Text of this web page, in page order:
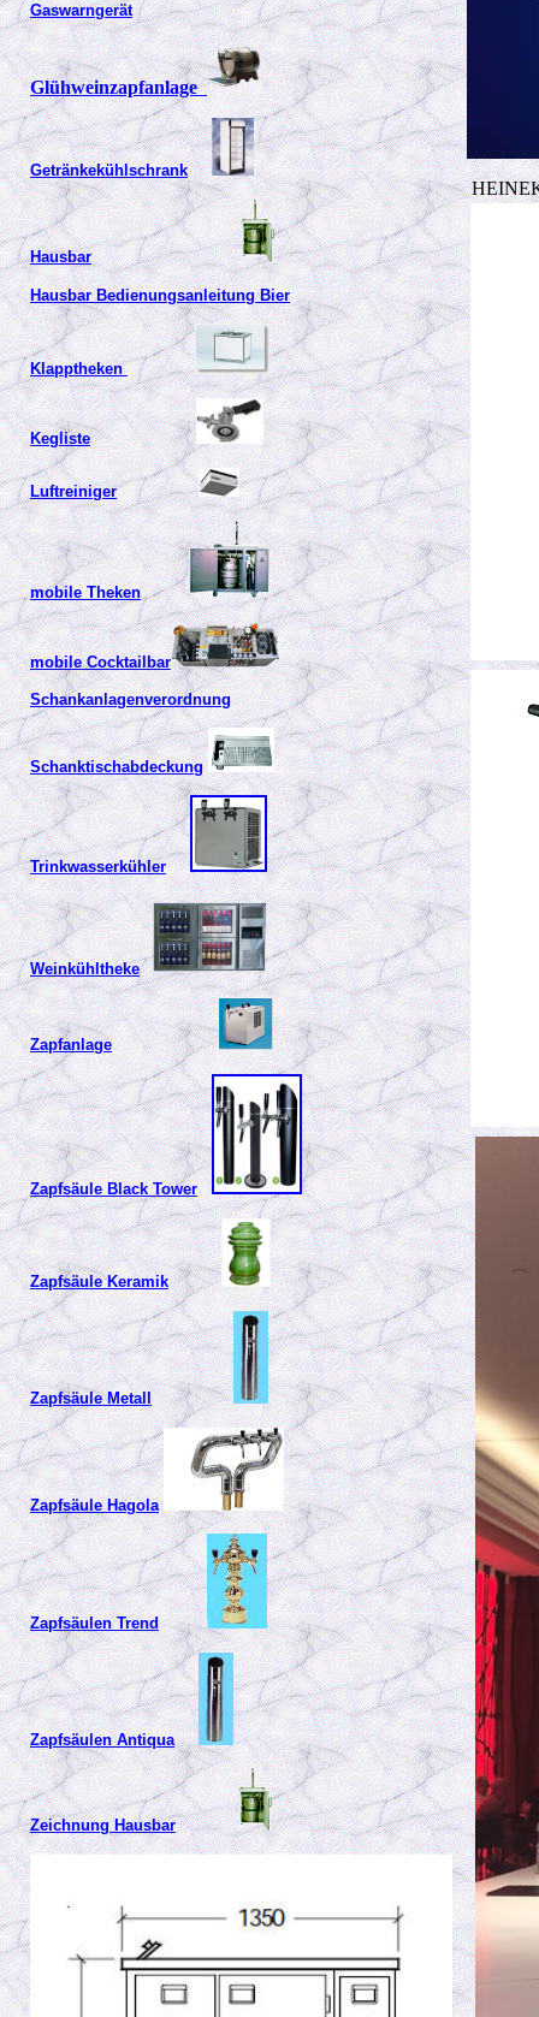
Gaswarngerät
Glühweinzapfanlage
Getränkekühlschrank
Hausbar
Hausbar Bedienungsanleitung Bier
Klapptheken
Kegliste
Luftreiniger
mobile Theken
mobile Cocktailbar
Schankanlagenverordnung
Schanktischabdeckung
Trinkwasserkühler
Weinkühltheke
Zapfanlage
Zapfsäule Black Tower
Zapfsäule Keramik
Zapfsäule Metall
Zapfsäule Hagola
Zapfsäulen Trend
Zapfsäulen Antiqua
Zeichnung Hausbar